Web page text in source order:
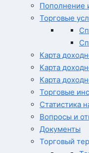
Пополнение
Торговые
Карта
Карта
Карта
Торговые
Статистика
Вопросы и
Документы
Торговый